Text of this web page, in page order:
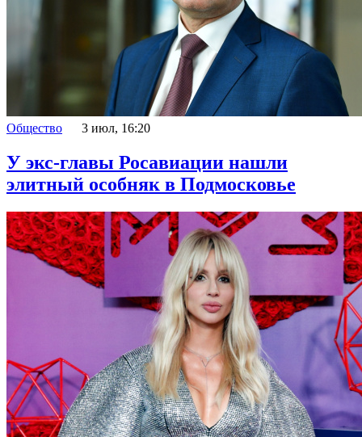
Общество 3 июл, 16:20
У экс-главы Росавиации нашли
элитный особняк в Подмосковье